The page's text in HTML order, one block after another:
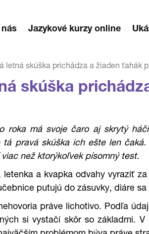
nás Jazykové kurzy online
letná skúška prichádza a žiaden ťahák
skúška
roka má svoje čaro aj skrytý
tá pravá skúška ich ešte len
než ktorýkoľvek písomný test.
letenka a kvapka odvahy vyraziť
putujú do zásuvky, diáre
práve lichotivo. Podľa
si vystačí skôr so základmi.